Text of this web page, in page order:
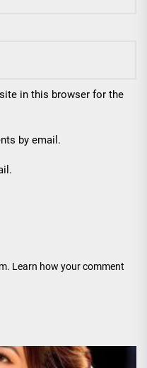
in this browser for the
by email.
Learn how your comment